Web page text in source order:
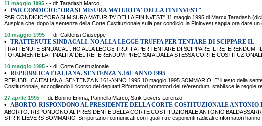
11 maggio 1995 - - di: Taradash Marco
• PAR CONDICIO:"ORA SI MISURA MATURITA' DELLA FININVEST"
PAR CONDICIO:"ORA SI MISURA MATURITA' DELLA FININVEST" 11 maggio 1995 di Marco Taradash
Auspica che, dopo la sentenza della Corte Costituzionale sulla par condicio, la Fininvest sappia ora dare un
10 maggio 1995 - - di: Calderisi Giuseppe
• TRATTENUTE SINDACALI. NO ALLA LEGGE TRUFFA PER TENTARE DI SCIPPARE IL
TRATTENUTE SINDACALI. NO ALLA LEGGE TRUFFA PER TENTARE DI SCIPPARE IL REFERENDUM.
TOTALMENTE LA FINALITA' DEL REFERENDUM PRECISATA DALLA STESSA CORTE
10 maggio 1995 - - di: Corte Costituzionale
• REPUBBLICA ITALIANA. SENTENZA N.161-ANNO 1995
REPUBBLICA ITALIANA. SENTENZA N.161-ANNO 1995 10 maggio 1995 SOMMARIO. E' il testo della
Costituzionale, accogliendo il ricorso dei deputati Riformatori promotori dei referendum, stabilisce le regole
27 aprile 1995 - - di: Bonino Emma, Pannella Marco, Strik Lievers Lorenzo
• ABORTO. RISPONDONO AL PRESIDENTE DELLA CORTE COSTITUZIONALE ANTONIO
ABORTO. RISPONDONO AL PRESIDENTE DELLA CORTE COSTITUZIONALE ANTONIO
STRIK LIEVERS SOMMARIO. Si riportano i comunicati con i quali i tre esponenti radicali e riformatori hanno